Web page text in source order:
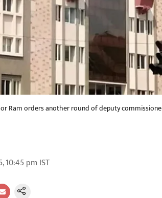
Ram orders another round of deputy
10:45 pm IST